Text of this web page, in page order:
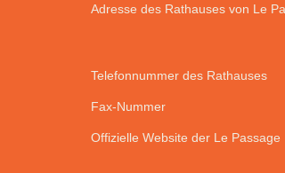
Adresse des Rathauses von Le
Telefonnummer des Rathauses
Fax-Nummer
Offizielle Website der Le Passage